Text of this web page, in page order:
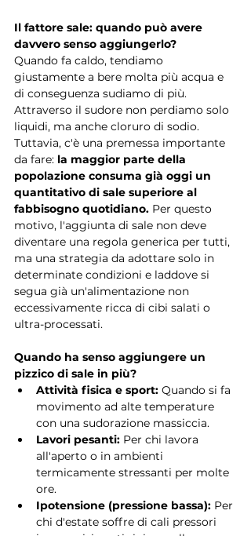
Il fattore sale: quando può avere
davvero senso aggiungerlo?
Quando fa caldo, tendiamo
giustamente a bere molta più acqua e
di conseguenza sudiamo di più.
Attraverso il sudore non perdiamo solo
liquidi, ma anche cloruro di sodio.
Tuttavia, c'è una premessa importante
da fare: la maggior parte della
popolazione consuma già oggi un
quantitativo di sale superiore al
fabbisogno quotidiano. Per questo
motivo, l'aggiunta di sale non deve
diventare una regola generica per tutti,
ma una strategia da adottare solo in
determinate condizioni e laddove si
segua già un'alimentazione non
eccessivamente ricca di cibi salati o
ultra-processati.
Quando ha senso aggiungere un
pizzico di sale in più?
Attività fisica e sport: Quando si fa
movimento ad alte temperature
con una sudorazione massiccia.
Lavori pesanti: Per chi lavora
all'aperto o in ambienti
termicamente stressanti per molte
ore.
Ipotensione (pressione bassa): Per
chi d'estate soffre di cali pressori